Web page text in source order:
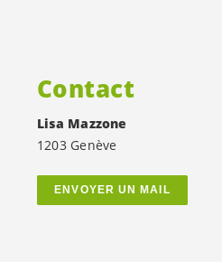
Contact
Lisa Mazzone
1203 Genève
ENVOYER UN MAIL